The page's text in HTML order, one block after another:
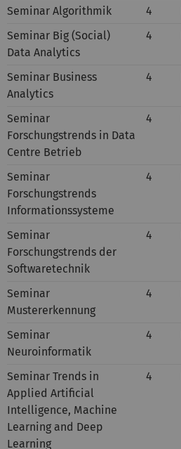
Seminar Algorithmik
4
Seminar Big (Social)
Data Analytics
4
Seminar Business
Analytics
4
Seminar
Forschungstrends in Data
Centre Betrieb
4
Seminar
Forschungstrends
Informationssysteme
4
Seminar
Forschungstrends der
Softwaretechnik
4
Seminar
Mustererkennung
4
Seminar
Neuroinformatik
4
Seminar Trends in
Applied Artificial
Intelligence, Machine
Learning and Deep
Learning
4